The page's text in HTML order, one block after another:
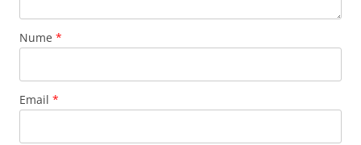
Nume *
Email *